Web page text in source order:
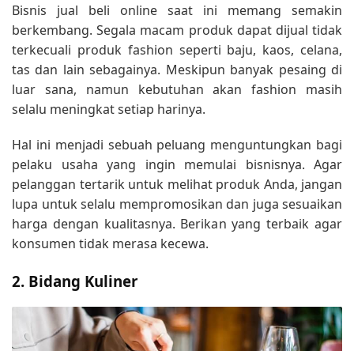
Bisnis jual beli online saat ini memang semakin
berkembang. Segala macam produk dapat dijual tidak
terkecuali produk fashion seperti baju, kaos, celana,
tas dan lain sebagainya. Meskipun banyak pesaing di
luar sana, namun kebutuhan akan fashion masih
selalu meningkat setiap harinya.
Hal ini menjadi sebuah peluang menguntungkan bagi
pelaku usaha yang ingin memulai bisnisnya. Agar
pelanggan tertarik untuk melihat produk Anda, jangan
lupa untuk selalu mempromosikan dan juga sesuaikan
harga dengan kualitasnya. Berikan yang terbaik agar
konsumen tidak merasa kecewa.
2. Bidang Kuliner